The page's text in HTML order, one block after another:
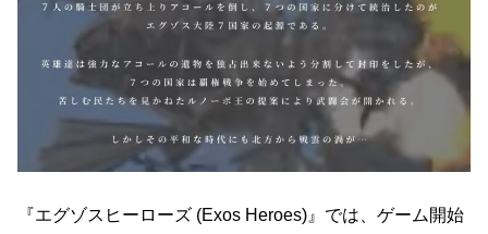
『エグゾスヒーローズ (Exos Heroes)』では、ゲーム開始